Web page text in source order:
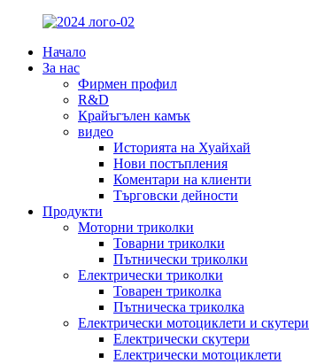
Начало
За нас
Фирмен профил
R&D
Крайъгълен камък
видео
Историята на Хуайхай
Нови постъпления
Коментари на клиенти
Търговски дейности
Продукти
Моторни триколки
Товарни триколки
Пътнически триколки
Електрически триколки
Товарен триколка
Пътническа триколка
Електрически мотоциклети и скутери
Електрически скутери
Електрически мотоциклети